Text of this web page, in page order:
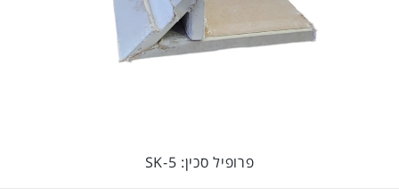
פרופיל סכין: SK-5